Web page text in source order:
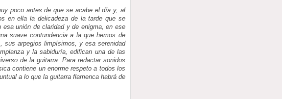
poco antes de que se acabe el día y, al
en ella la delicadeza de la tarde que se
unión de claridad y de enigma, en ese
suave contundencia a la que hemos de
sus arpegios limpísimos, y esa serenidad
y la sabiduría, edifican una de las
de la guitarra. Para redactar sonidos
contiene un enorme respeto a todos los
a lo que la guitarra flamenca habrá de